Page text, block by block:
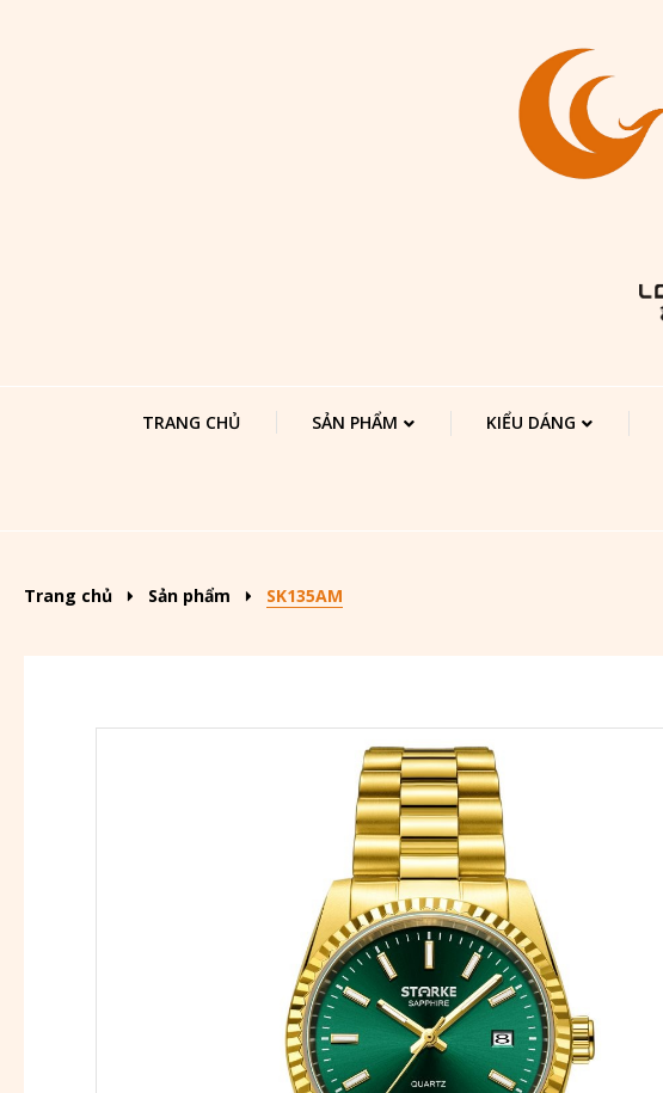
TRANG CHỦ SẢN PHẨM KIỂU DÁNG
Trang chủ Sản phẩm SK135AM